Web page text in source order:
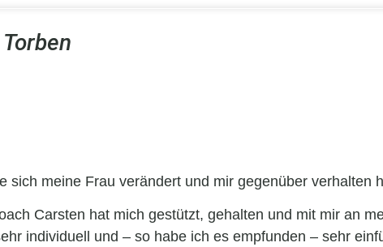
meine Frau verändert und mir gegenüber verhalten
Carsten hat mich gestützt, gehalten und mit mir an
individuell und – so habe ich es empfunden – sehr